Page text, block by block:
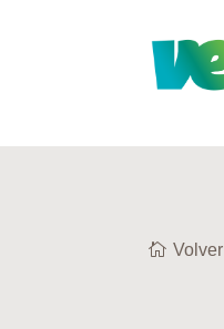
Volver